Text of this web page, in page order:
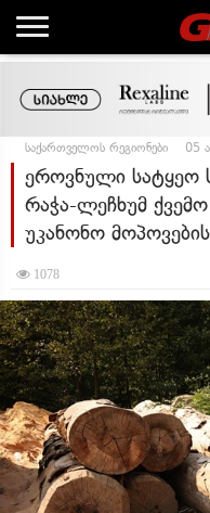
საქართველოს რეგიონები 05
ეროვნული სატყეო
რაჭა-ლეჩხუმ
უკანონო
1078